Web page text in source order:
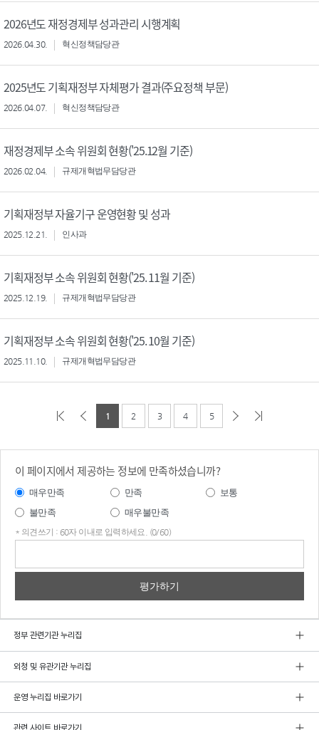
2026년도 재정경제부 성과관리 시행계획
2026.04.30. 혁신정책담당관
2025년도 기획재정부 자체평가 결과(주요정책 부문)
2026.04.07. 혁신정책담당관
재정경제부 소속 위원회 현황('25.12월 기준)
2026.02.04. 규제개혁법무담당관
기획재정부 자율기구 운영현황 및 성과
2025.12.21. 인사과
기획재정부 소속 위원회 현황('25. 11월 기준)
2025.12.19. 규제개혁법무담당관
기획재정부 소속 위원회 현황('25. 10월 기준)
2025.11.10. 규제개혁법무담당관
1 2 3 4 5
이 페이지에서 제공하는 정보에 만족하셨습니까?
매우만족 만족
보통
불만족
매우불만족
* 의견쓰기 : 60자 이내로 입력하세요. (0/60)
정부 관련기관 누리집
외청 및 유관기관 누리집
운영 누리집 바로가기
관련 사이트 바로가기